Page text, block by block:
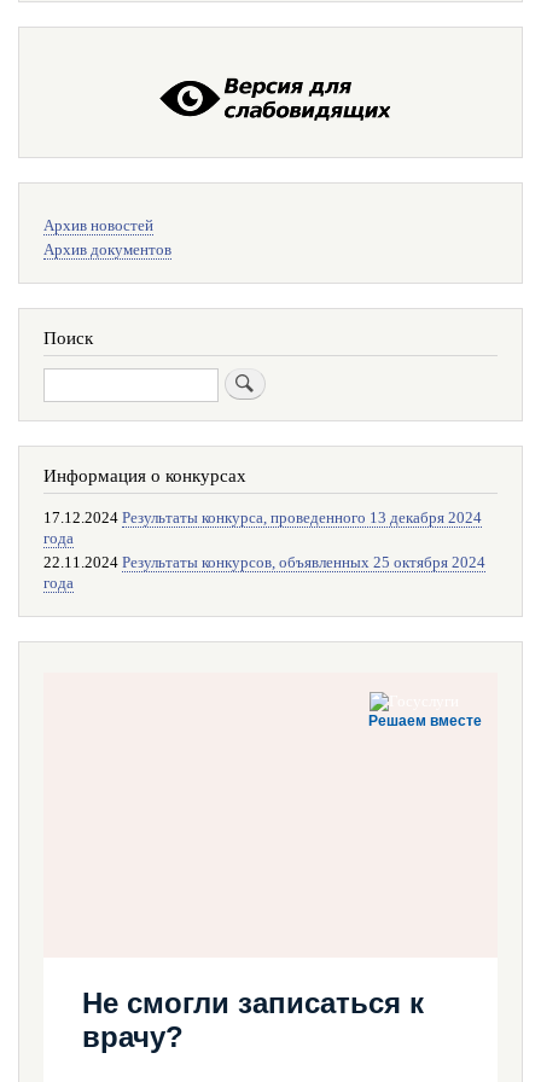
поиска
Архив новостей
Архив документов
Поиск
Поиск
Информация о конкурсах
17.12.2024 Результаты конкурса, проведенного 13 декабря 2024
года
22.11.2024 Результаты конкурсов, объявленных 25 октября 2024
года
Решаем вместе
Не смогли записаться к
врачу?